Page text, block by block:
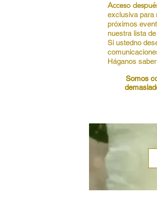
Acceso
exclusiva para
próximos
nuestra lista
Si ustedno
Háganos
​​Somos